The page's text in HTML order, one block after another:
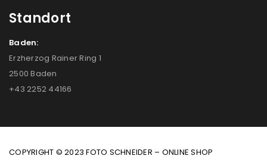
Standort
Baden:
Erzherzog Rainer Ring 1
2500 Baden
+43 2252 44166
COPYRIGHT © 2023 FOTO SCHNEIDER – ONLINE SHOP